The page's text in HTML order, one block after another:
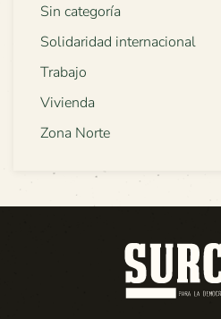
Sin categoría
Solidaridad internacional
Trabajo
Vivienda
Zona Norte